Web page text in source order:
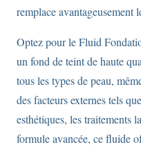
remplace avantageusement
Optez pour le Fluid
un fond de teint de haute
tous les types de peau,
des facteurs externes tels
esthétiques, les traitements
formule avancée, ce fluide